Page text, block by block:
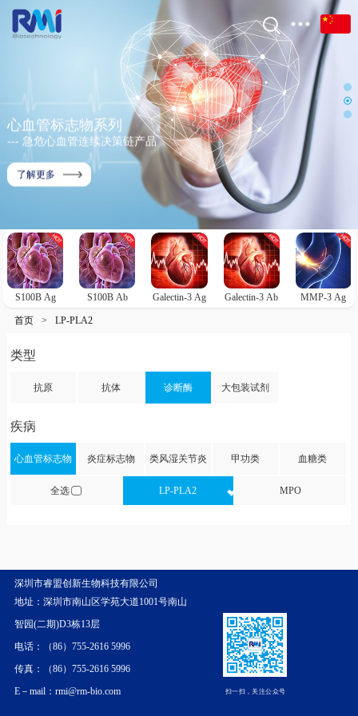
心血管标志物系列
--- 急危心血管连续决策链产品
了解更多
S100B Ag S100B Ab Galectin-3 Ag Galectin-3 Ab MMP-3 Ag
首页 > LP-PLA2
类型
抗原 抗体 诊断酶 大包装试剂
疾病
心血管标志物 炎症标志物 类风湿关节炎 甲功类 血糖类
全选 LP-PLA2 MPO
深圳市睿盟创新生物科技有限公司
地址：深圳市南山区学苑大道1001号南山
智园(二期)D3栋13层
电话：（86）755-2616 5996
传真：（86）755-2616 5996
E－mail：rmi@rm-bio.com
扫一扫，关注公众号